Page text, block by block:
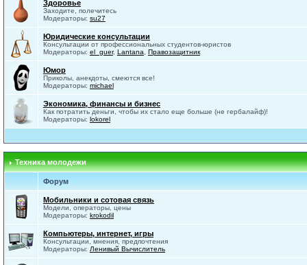
Здоровье
Заходите, полечитесь
Модераторы: su27
Юридические консультации
Консультации от профессиональных студентов-юристов
Модераторы: el_guer, Lantana Правозащитник
Юмор
Приколы, анекдоты, смеются все!
Модераторы: michael
Экономика, финансы и бизнес
Как потратить деньги, чтобы их стало еще больше (не гербалайф)!
Модераторы: lokorel
Техника молодежи
Форум
Мобильники и сотовая связь
Модели, операторы, цены
Модераторы: krokodil
Компьютеры, интернет, игры
Консультации, мнения, предпочтения
Модераторы: Ленивый Вычислитель